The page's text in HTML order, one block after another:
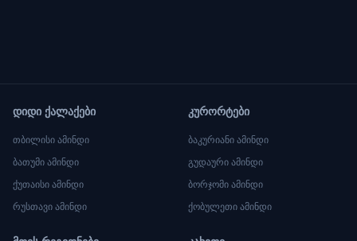
დიდი ქალაქები
თბილისიამინდი
ბათუმიამინდი
ქუთაისიამინდი
რუსთავიამინდი
კურორტები
ბაკურიანიამინდი
გუდაურიამინდი
ბორჯომიამინდი
ქობულეთიამინდი